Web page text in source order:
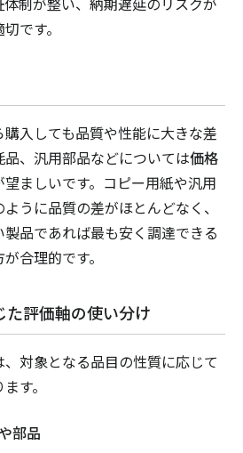
です。
入しても品質や性能に大きな差
、汎用部品などについては価格
望ましいです。コピー用紙や汎用
うに品質の差がほとんどなく、
品であれば最も安く調達できる
合理的です。
た評価軸の使い分け
対象となる品目の性質に応じて
す。
部品